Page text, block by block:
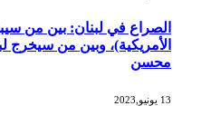
الصراع في لبنان: بين من
الأمريكية)، وبين من سيخرج
محسن
13 يونيو,2023